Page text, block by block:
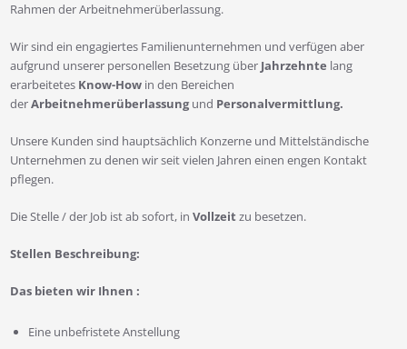
Rahmen der Arbeitnehmerüberlassung.
Wir sind ein engagiertes Familienunternehmen und verfügen aber
aufgrund unserer personellen Besetzung über Jahrzehnte lang
erarbeitetesKnow-Howin den Bereichen
derArbeitnehmerüberlassungund Personalvermittlung.
Unsere Kunden sind hauptsächlich Konzerne und Mittelständische
Unternehmen zu denen wir seit vielen Jahren einen engen Kontakt
pflegen.
Die Stelle / der Job ist ab sofort, in Vollzeitzu besetzen.
Stellen Beschreibung:
Das bieten wir Ihnen :
Eine unbefristete Anstellung